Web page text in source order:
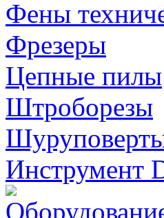
Фены
Фрезеры
Цепные пилы
Штроборезы
Инструмент